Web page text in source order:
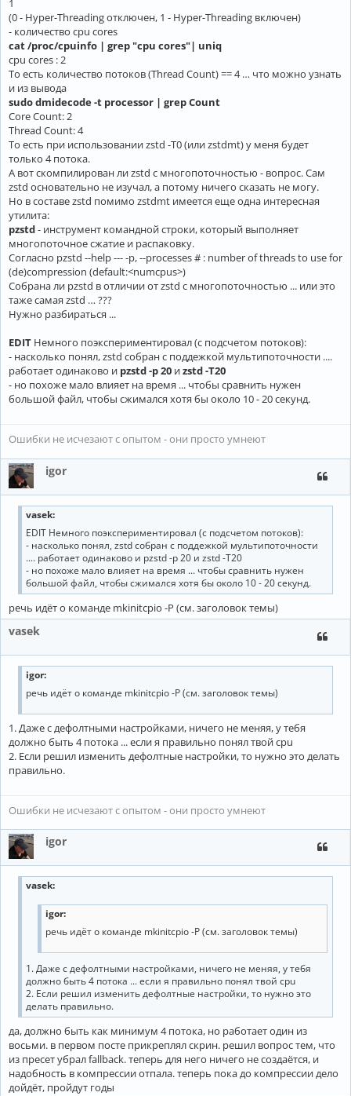
1
(0 - Hyper-Threading отключен, 1 - Hyper-Threading включен)
- количество cpu cores
cat /proc/cpuinfo | grep "cpu cores"| uniq
cpu cores : 2
То есть количество потоков (Thread Count) == 4 … что можно узнать
и из вывода
sudo dmidecode -t processor | grep Count
Core Count: 2
Thread Count: 4
То есть при использовании zstd -T0 (или zstdmt) у меня будет
только 4 потока.
А вот скомпилирован ли zstd с многопоточностью - вопрос. Сам
zstd основательно не изучал, а потому ничего сказать не могу.
Но в составе zstd помимо zstdmt имеется еще одна интересная
утилита:
pzstd- инструмент командной строки, который выполняет
многопоточное сжатие и распаковку.
Согласно pzstd --help --- -p, --processes # : number of threads to use for
(de)compression (default:<numcpus>)
Собрана ли pzstd в отличии от zstd с многопоточностью ... или это
таже самая zstd … ???
Нужно разбираться ...
EDIT Немного поэкспериментировал (с подсчетом потоков):
- насколько понял, zstd собран с поддежкой мультипоточности ....
работает одинаково и pzstd -p 20 иzstd -T20
- но похоже мало влияет на время ... чтобы сравнить нужен
большой файл, чтобы сжимался хотя бы около 10 - 20 секунд.
Ошибки не исчезают с опытом - они просто умнеют
igor
vasek:
EDIT Немного поэкспериментировал (с подсчетом потоков):
- насколько понял, zstd собран с поддежкой мультипоточности
.... работает одинаково и pzstd -p 20 и zstd -T20
- но похоже мало влияет на время ... чтобы сравнить нужен
большой файл, чтобы сжимался хотя бы около 10 - 20 секунд.
речь идёт о команде mkinitcpio -P (см. заголовок темы)
vasek
igor:
речь идёт о команде mkinitcpio -P (см. заголовок темы)
1. Даже с дефолтными настройками, ничего не меняя, у тебя
должно быть 4 потока ... если я правильно понял твой cpu
2. Если решил изменить дефолтные настройки, то нужно это делать
правильно.
Ошибки не исчезают с опытом - они просто умнеют
igor
vasek:
igor:
речь идёт о команде mkinitcpio -P (см. заголовок темы)
1. Даже с дефолтными настройками, ничего не меняя, у тебя
должно быть 4 потока ... если я правильно понял твой cpu
2. Если решил изменить дефолтные настройки, то нужно это
делать правильно.
да, должно быть как минимум 4 потока, но работает один из
восьми. в первом посте прикреплял скрин. решил вопрос тем, что
из пресет убрал fallback. теперь для него ничего не создаётся, и
надобность в компрессии отпала. теперь пока до компрессии дело
дойдёт, пройдут годы